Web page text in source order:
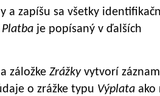
a zapíšu sa všetky
Platba je popísaný v ďalších
záložke Zrážky vytvorí
o zrážke typu Výplata ako